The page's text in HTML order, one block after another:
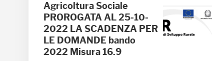
Agricoltura Sociale
PROROGATA AL 25-10-
2022 LA SCADENZA PER
LE DOMANDE bando
2022 Misura 16.9